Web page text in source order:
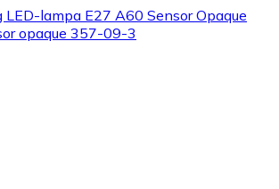
LED-lampa E27 A60 Sensor Opaque
opaque 357-09-3